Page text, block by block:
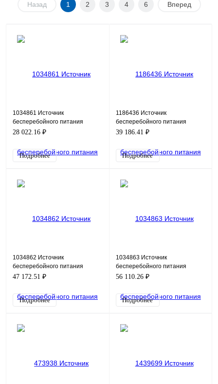
Назад 1 2 3 4 6 Вперед
1034861 Источник
бесперебойного питания
Macan MAC-1000
28 022.16 ₽
Подробнее
1186436 Источник
бесперебойного питания
Macan MAC-1500
39 186.41 ₽
Подробнее
1034862 Источник
бесперебойного питания
Macan MAC-2000
47 172.51 ₽
Подробнее
1034863 Источник
бесперебойного питания
Macan MAC-3000
56 110.26 ₽
Подробнее